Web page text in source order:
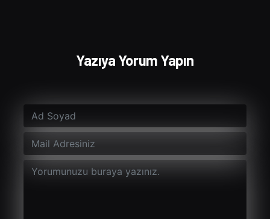
Yazıya Yorum Yapın